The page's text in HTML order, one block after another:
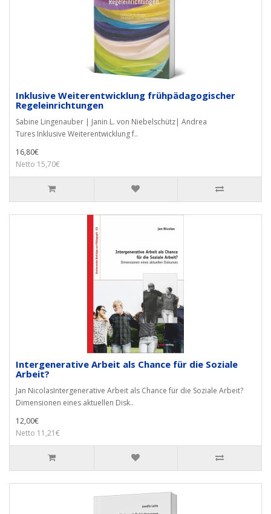
Inklusive Weiterentwicklung frühpädagogischer
Regeleinrichtungen
Sabine Lingenauber | Janin L. von Niebelschütz| Andrea
Tures Inklusive Weiterentwicklung f..
16,80€
Netto 15,70€
Intergenerative Arbeit als Chance für die Soziale
Arbeit?
Jan NicolasIntergenerative Arbeit als Chance für die Soziale Arbeit?
Dimensionen eines aktuellen Disk..
12,00€
Netto 11,21€